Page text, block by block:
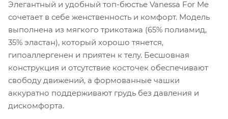
Элегантный и удобный топ-бюстье Vanessa For Me
сочетает в себе женственность и комфорт. Модель
выполнена из мягкого трикотажа (65% полиамид,
35% эластан), который хорошо тянется,
гипоаллергенен и приятен к телу. Бесшовная
конструкция и отсутствие косточек обеспечивают
свободу движений, а формованные чашки
аккуратно поддерживают грудь без давления и
дискомфорта.